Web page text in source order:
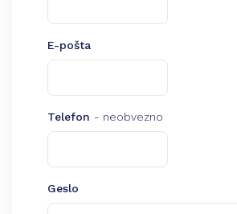
E-pošta
Telefon - neobvezno
Geslo